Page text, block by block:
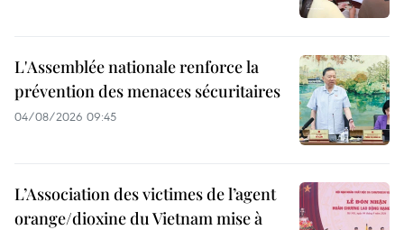
L'Assemblée nationale renforce la
prévention des menaces sécuritaires
04/08/2026 09:45
L’Association des victimes de l’agent
orange/dioxine du Vietnam mise à